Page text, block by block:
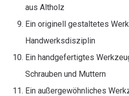
aus Altholz
Ein originell gestaltetes
Handwerksdisziplin
Ein handgefertigtes
Schrauben und Muttern
Ein außergewöhnliches